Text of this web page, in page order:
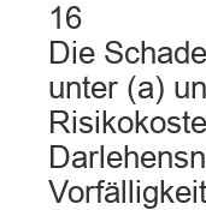
16
Die
unter (a)